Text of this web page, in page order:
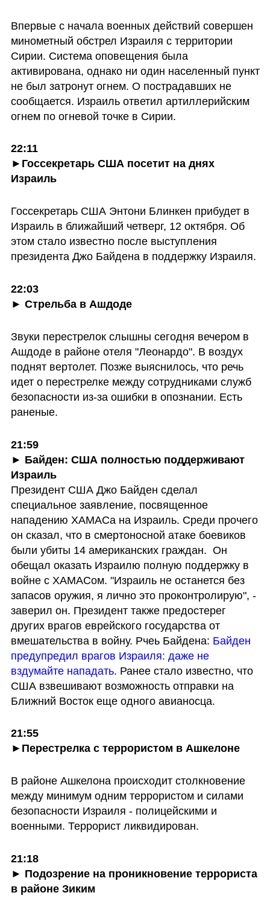
Впервые с начала военных действий совершен
минометный обстрел Израиля с территории
Сирии. Система оповещения была
активирована, однако ни один населенный пункт
не был затронут огнем. О пострадавших не
сообщается. Израиль ответил артиллерийским
огнем по огневой точке в Сирии.
22:11
►Госсекретарь США посетит на днях
Израиль
Госсекретарь США Энтони Блинкен прибудет в
Израиль в ближайший четверг, 12 октября. Об
этом стало известно после выступления
президента Джо Байдена в поддержку Израиля.
22:03
► Стрельба в Ашдоде
Звуки перестрелок слышны сегодня вечером в
Ашдоде в районе отеля "Леонардо". В воздух
поднят вертолет. Позже выяснилось, что речь
идет о перестрелке между сотрудниками служб
безопасности из-за ошибки в опознании. Есть
раненые.
21:59
► Байден: США полностью поддерживают
Израиль
Президент США Джо Байден сделал
специальное заявление, посвященное
нападению ХАМАСа на Израиль. Среди прочего
он сказал, что в смертоносной атаке боевиков
были убиты 14 американских граждан.  Он
обещал оказать Израилю полную поддержку в
войне с ХАМАСом. "Израиль не останется без
запасов оружия, я лично это проконтролирую", -
заверил он. Президент также предостерег
других врагов еврейского государства от
вмешательства в войну. Рчеь Байдена: Байден
предупредил врагов Израиля: даже не
вздумайте нападать. Ранее стало известно, что
США взвешивают возможность отправки на
Ближний Восток еще одного авианосца.
21:55
►Перестрелка с террористом в Ашкелоне
В районе Ашкелона происходит столкновение
между минимум одним террористом и силами
безопасности Израиля - полицейскими и
военными. Террорист ликвидирован.
21:18
► Подозрение на проникновение террориста
в районе Зиким